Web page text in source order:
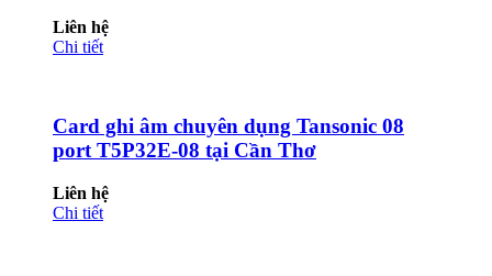
Liên hệ
Chi tiết
Card ghi âm chuyên dụng Tansonic 08
port T5P32E-08 tại Cần Thơ
Liên hệ
Chi tiết